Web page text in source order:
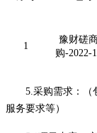
1
豫财磋
购-2022-
5.采购需求：（
服务要求等）